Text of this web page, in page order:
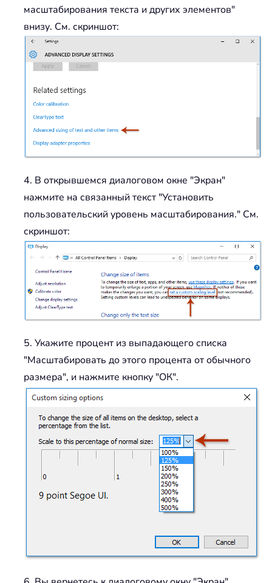
масштабирования текста и других элементов"
внизу. См. скриншот:
4. В открывшемся диалоговом окне "Экран"
нажмите на связанный текст "Установить
пользовательский уровень масштабирования." См.
скриншот:
5. Укажите процент из выпадающего списка
"Масштабировать до этого процента от обычного
размера", и нажмите кнопку "ОК".